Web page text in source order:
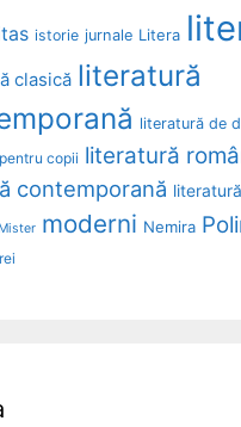
istorie jurnale Litera
clasică literatură
literatură de
copii literatură
contemporană
Mister moderni Nemira